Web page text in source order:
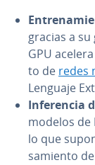
gracias a
GPU
to de redes
Lenguaje
In­fe­re­n­cia
modelos de
lo que
sa­mie­n­to